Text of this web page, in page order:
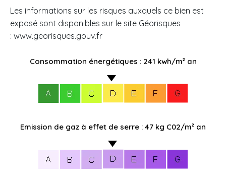
Les informations sur les risques auxquels ce bien est
exposé sont disponibles sur le site Géorisques
: www.georisques.gouv.fr
Consommation énergétiques : 241 kwh/m² an
Emission de gaz à effet de serre : 47 kg C02/m² an